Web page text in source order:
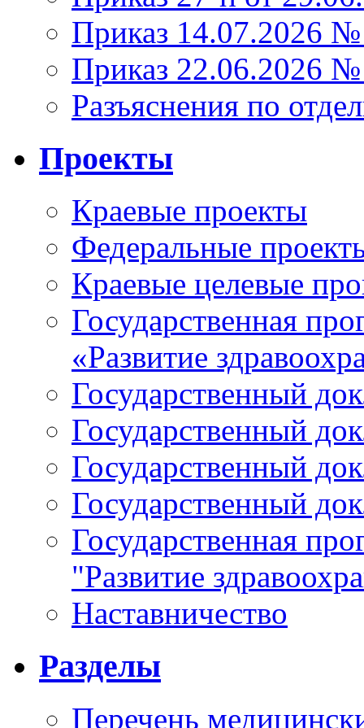
Приказ 14.07.2026
Приказ 22.06.2026
Разъяснения по
Проекты
Краевые проекты
Федеральные
Краевые целевые
Государственная
«Развитие
Государственный
Государственный
Государственный
Государственный
Государственная
"Развитие
Наставничество
Разделы
Перечень